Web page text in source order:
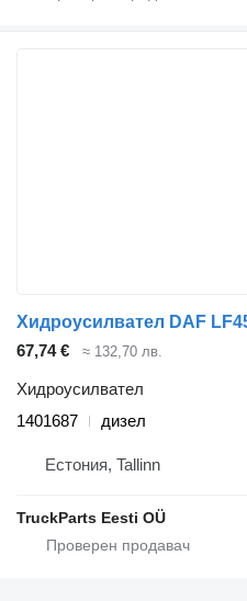
67,74 € ≈ 132,70 лв.
Хидроусилвател
1401687
дизел
Естония, Tallinn
TruckParts Eesti OÜ